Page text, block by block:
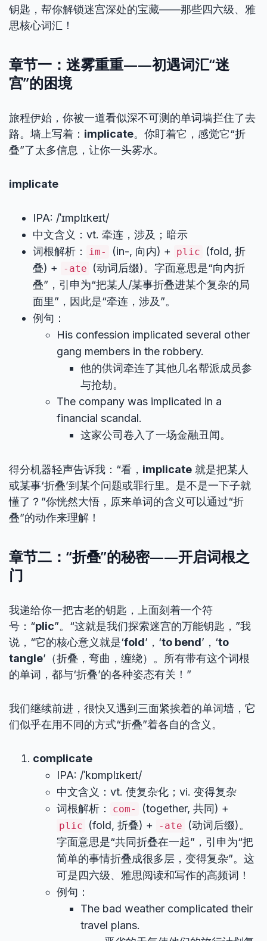
钥匙，帮你解锁迷宫深处的宝藏——那些四六级、雅
思核心词汇！
章节一：迷雾重重——初遇词汇“迷
宫”的困境
旅程伊始，你被一道看似深不可测的单词墙拦住了去
路。墙上写着： implicate。你盯着它，感觉它“折
叠”了太多信息，让你一头雾水。
implicate
IPA: /ˈɪmplɪkeɪt/
中文含义：vt. 牵连，涉及；暗示
词根解析：
im- (in-, 向内) + plic
(fold, 折
叠) +
-ate
(动词后缀)。字面意思是“向内折
叠”，引申为“把某人/某事折叠进某个复杂的局
面里”，因此是“牵连，涉及”。
例句：
His confession implicated several other
gang members in the robbery.
他的供词牵连了其他几名帮派成员参
与抢劫。
The company was implicated in a
financial scandal.
这家公司卷入了一场金融丑闻。
得分机器轻声告诉我：“看， implicate 就是把某人
或某事‘折叠’到某个问题或罪行里。是不是一下子就
懂了？”你恍然大悟，原来单词的含义可以通过“折
叠”的动作来理解！
章节二：“折叠”的秘密——开启词根之
门
我递给你一把古老的钥匙，上面刻着一个符
号：“plic”。“这就是我们探索迷宫的万能钥匙，”我
说，“它的核心意义就是‘fold’，‘to bend’，‘to
tangle’（折叠，弯曲，缠绕）。所有带有这个词根
的单词，都与‘折叠’的各种姿态有关！”
我们继续前进，很快又遇到三面紧挨着的单词墙，它
们似乎在用不同的方式“折叠”着各自的含义。
complicate
IPA: /ˈkɒmplɪkeɪt/
中文含义：vt. 使复杂化；vi. 变得复杂
词根解析：
com- (together, 共同) +
plic (fold, 折叠) + -ate
(动词后缀)。
字面意思是“共同折叠在一起”，引申为“把
简单的事情折叠成很多层，变得复杂”。这
可是四六级、雅思阅读和写作的高频词！
例句：
The bad weather complicated their
travel plans.